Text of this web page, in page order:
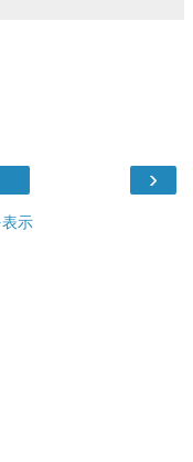
›
示